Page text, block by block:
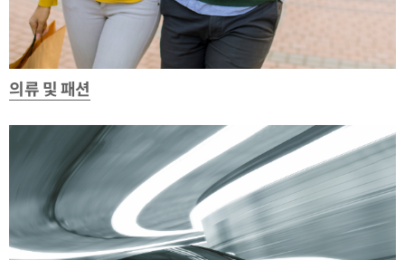
의류 및 패션